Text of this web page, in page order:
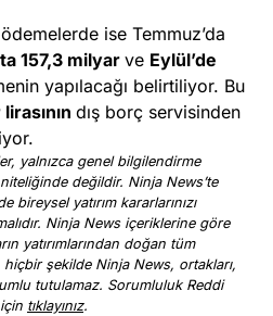
ise Temmuz’da
157,3 milyar ve Eylül’de
yapılacağı belirtiliyor. Bu
dış borç servisinden
yalnızca genel bilgilendirme
niteliğinde değildir. Ninja News’te
bireysel yatırım kararlarınızı
Ninja News içeriklerine göre
yatırımlarından doğan tüm
hiçbir şekilde Ninja News, ortakları,
tutulamaz. Sorumluluk Reddi
için tıklayınız.